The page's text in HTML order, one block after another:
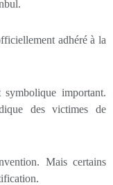
adhéré à la
symbolique important.
des victimes de
Mais certains